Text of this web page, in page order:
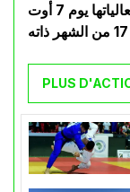
ستحتضنها مدينة تشنغدو، والتي ستنطلق فعالياتها يوم 7 أوت
PLUS